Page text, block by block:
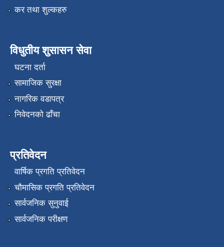
कर तथा शुल्कहरु
विधुतीय शुसासन सेवा
घटना दर्ता
सामाजिक सुरक्षा
नागरिक वडापत्र
निवेदनको ढाँचा
प्रतिवेदन
वार्षिक प्रगति प्रतिवेदन
चौमासिक प्रगति प्रतिवेदन
सार्वजनिक सुनुवाई
सार्वजनिक परीक्षण